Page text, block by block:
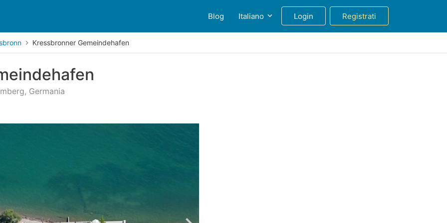
Blog Italiano Login Registrati
Kressbronner Gemeindehafen
Germania
dei clienti